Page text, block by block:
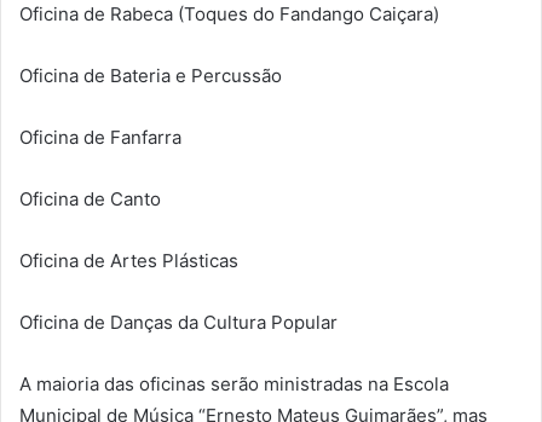
Oficina de Rabeca (Toques do Fandango Caiçara)
Oficina de Bateria e Percussão
Oficina de Fanfarra
Oficina de Canto
Oficina de Artes Plásticas
Oficina de Danças da Cultura Popular
A maioria das oficinas serão ministradas na Escola
Municipal de Música “Ernesto Mateus Guimarães”, mas